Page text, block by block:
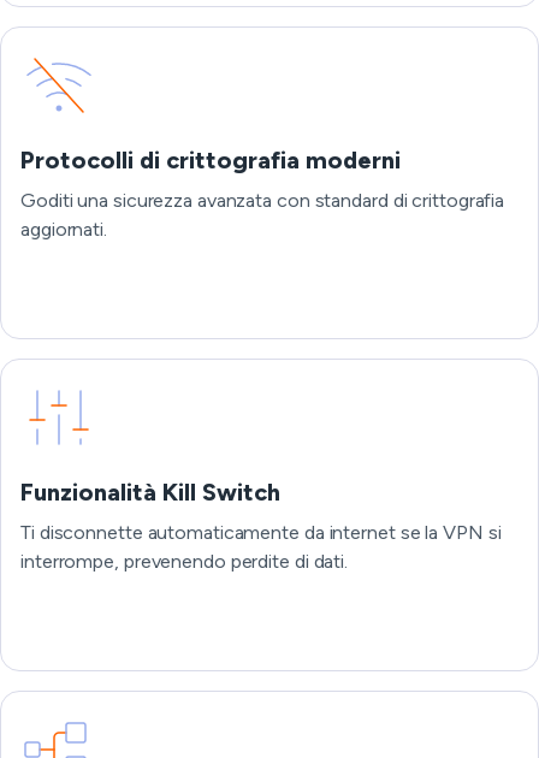
Protocolli di crittografia moderni
Goditi una sicurezza avanzata con standard di crittografia
aggiornati.
Funzionalità Kill Switch
Ti disconnette automaticamente da internet se la VPN si
interrompe, prevenendo perdite di dati.